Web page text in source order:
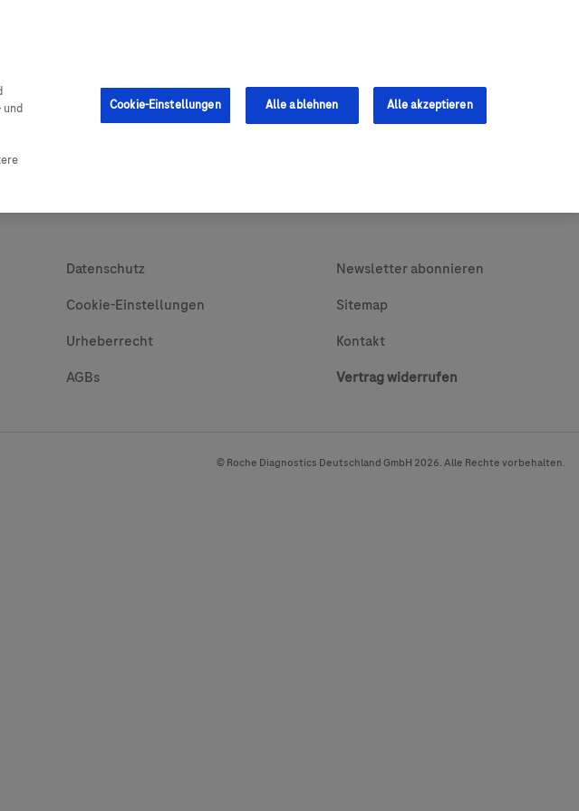
Diabetes
Datenschutz
Cookie-Einstellungen
Urheberrecht
AGBs
Newsletter abonnieren
Sitemap
Kontakt
Vertrag widerrufen
© Roche Diagnostics Deutschland GmbH 2026. Alle Rechte vorbehalten.
und
Cookie-Einstellungen Alle ablehnen Alle akzeptieren